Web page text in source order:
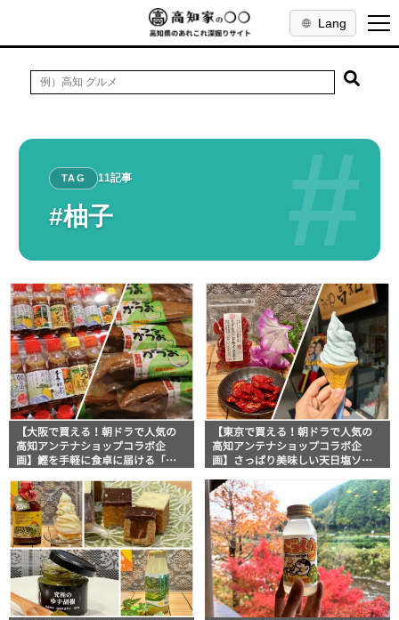
Lang
#
TAG 11記事
#柚子
【大阪で買える！朝ドラで人気の
高知アンテナショップコラボ企
画】鰹を手軽に食卓に届ける「サ
ン酢まで
【東京で買える！朝ドラで人気の
高知アンテナショップコラボ企
画】さっぱり美味しい天日塩ソフ
猛暑を乗り切るグルメがたくさん